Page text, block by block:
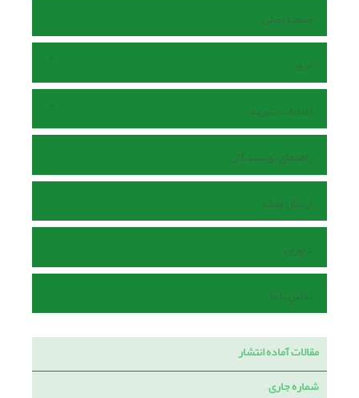
صفحه اصلی
مرور
اطلاعات نشریه
راهنمای نویسندگان
ارسال مقاله
داوران
تماس با ما
مقالات آماده انتشار
شماره جاری